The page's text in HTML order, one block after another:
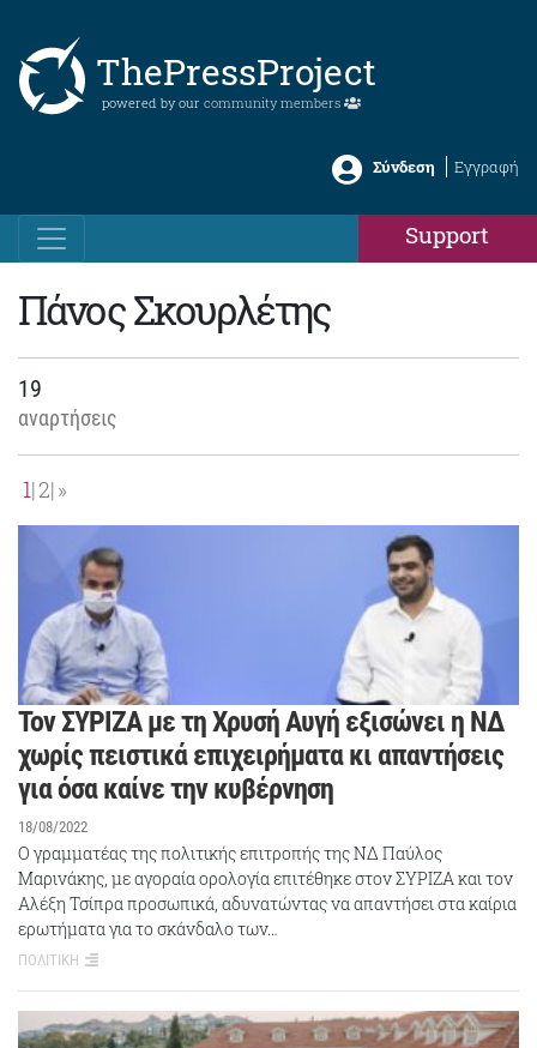
ThePressProject
powered by our community members
Σύνδεση Εγγραφή
Support
Πάνος Σκουρλέτης
19
αναρτήσεις
1 2 »
Τον ΣΥΡΙΖΑ με τη Χρυσή Αυγή εξισώνει η ΝΔ
χωρίς πειστικά επιχειρήματα κι απαντήσεις
για όσα καίνε την κυβέρνηση
18/08/2022
Ο γραμματέας της πολιτικής επιτροπής της ΝΔ Παύλος
Μαρινάκης, με αγοραία ορολογία επιτέθηκε στον ΣΥΡΙΖΑ και τον
Αλέξη Τσίπρα προσωπικά, αδυνατώντας να απαντήσει στα καίρια
ερωτήματα για το σκάνδαλο των…
ΠΟΛΙΤΙΚΗ